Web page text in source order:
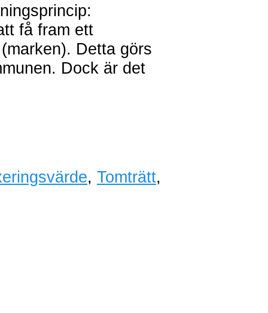
få fram ett
Detta görs
Dock är det
, Tomträtt,